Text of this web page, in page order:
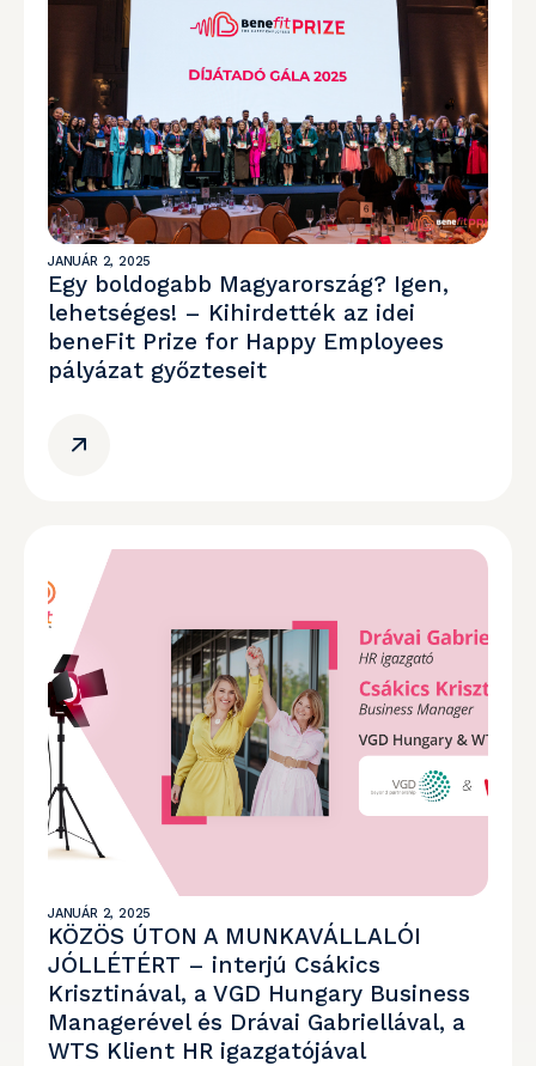
JANUÁR 2, 2025
Egy boldogabb Magyarország? Igen,
lehetséges! – Kihirdették az idei
beneFit Prize for Happy Employees
pályázat győzteseit
JANUÁR 2, 2025
KÖZÖS ÚTON A MUNKAVÁLLALÓI
JÓLLÉTÉRT – interjú Csákics
Krisztinával, a VGD Hungary Business
Managerével és Drávai Gabriellával, a
WTS Klient HR igazgatójával